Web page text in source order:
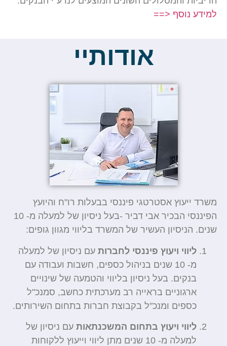
נוסף <==
אודותיי
ייעוץ אסטרטגי פיננסי בבעלות רו"ח והיועץ
הפיננסי הבכיר אבי דביר -בעל ניסיון של למעלה מ- 10
הניסיון העשיר של המשרד בליווי מגוון גופים:
ליווי ויעוץ פיננסי לחברותעם ניסיון של למעלה
מ- 10 שנים בניהול כספים, חשבות ועבודה עם
בנקים. בעל ניסיון בליווי והטמעה של שינויים
ארגוניים בראייה רב מערכתית כחשב, סמנכ"ל
כספים ומנכ"ל בקבוצת חברות בתחום השירותים.
ליווי ויעוץ בתחום המשכנתאותעם ניסיון של
למעלה מ- 10 שנים מתן ליווי וייעוץ ללקוחות